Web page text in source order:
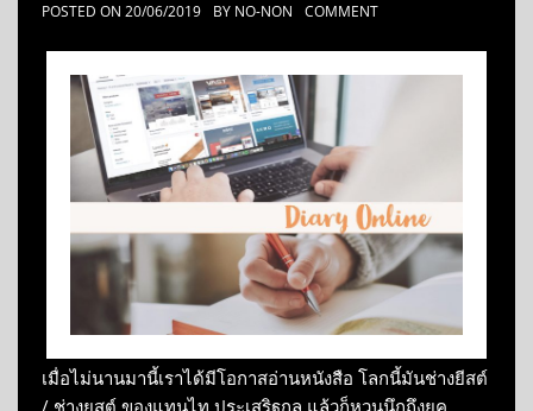
POSTED ON 20/06/2019 BY NO-NON COMMENT
เมื่อไม่นานมานี้เราได้มีโอกาสอ่านหนังสือ โลกนี้มันช่างยีสต์